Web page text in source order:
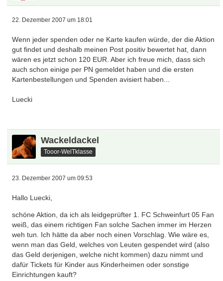
22. Dezember 2007 um 18:01
Wenn jeder spenden oder ne Karte kaufen würde, der die Aktion
gut findet und deshalb meinen Post positiv bewertet hat, dann
wären es jetzt schon 120 EUR. Aber ich freue mich, dass sich
auch schon einige per PN gemeldet haben und die ersten
Kartenbestellungen und Spenden avisiert haben...
Luecki
Wackeldackel
Tooor-WelTklasse
23. Dezember 2007 um 09:53
Hallo Luecki,
schöne Aktion, da ich als leidgeprüfter 1. FC Schweinfurt 05 Fan
weiß, das einem richtigen Fan solche Sachen immer im Herzen
weh tun. Ich hätte da aber noch einen Vorschlag. Wie wäre es,
wenn man das Geld, welches von Leuten gespendet wird (also
das Geld derjenigen, welche nicht kommen) dazu nimmt und
dafür Tickets für Kinder aus Kinderheimen oder sonstige
Einrichtungen kauft?